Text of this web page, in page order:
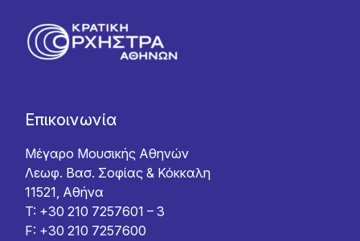
Επικοινωνία
Μέγαρο Μουσικής Αθηνών
Λεωφ. Βασ. Σοφίας & Κόκκαλη
11521, Αθήνα
T: +30 210 7257601 – 3
F: +30 210 7257600